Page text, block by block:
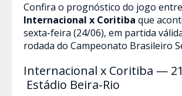
Confira o prognóstico do jogo entre
Internacional x Coritiba que
sexta-feira (24/06), em partida
rodada do Campeonato Brasileiro
Internacional x Coritiba —
Estádio Beira-Rio